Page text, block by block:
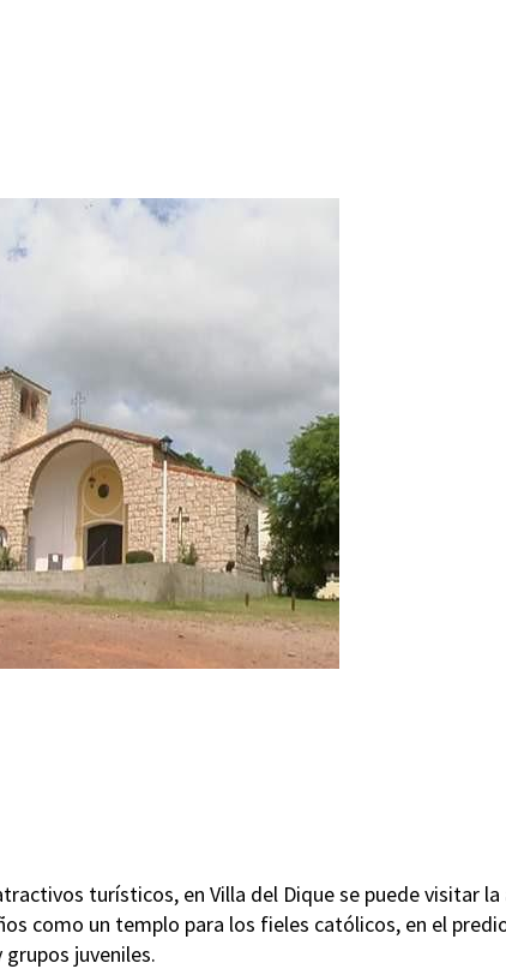
turísticos, en Villa del Dique se puede visitar
como un templo para los fieles católicos, en el
juveniles.